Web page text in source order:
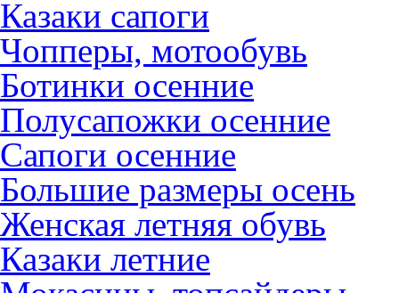
Казаки сапоги
Чопперы, мотообувь
Ботинки осенние
Полусапожки осенние
Сапоги осенние
Большие размеры осень
Женская летняя обувь
Казаки летние